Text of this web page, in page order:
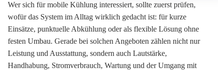
Wer sich für mobile Kühlung interessiert, sollte zuerst prüfen,
wofür das System im Alltag wirklich gedacht ist: für kurze
Einsätze, punktuelle Abkühlung oder als flexible Lösung ohne
festen Umbau. Gerade bei solchen Angeboten zählen nicht nur
Leistung und Ausstattung, sondern auch Lautstärke,
Handhabung, Stromverbrauch, Wartung und der Umgang mit